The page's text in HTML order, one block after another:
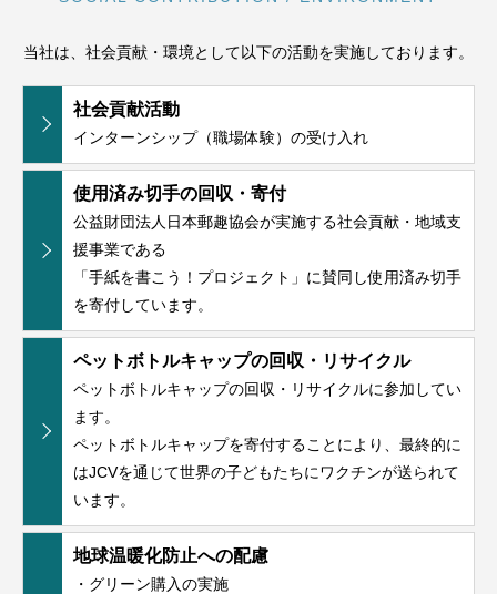
当社は、社会貢献・環境として以下の活動を実施しております。
社会貢献活動
インターンシップ（職場体験）の受け入れ
使用済み切手の回収・寄付
公益財団法人日本郵趣協会が実施する社会貢献・地域支
援事業である
「手紙を書こう！プロジェクト」に賛同し使用済み切手
を寄付しています。
ペットボトルキャップの回収・リサイクル
ペットボトルキャップの回収・リサイクルに参加してい
ます。
ペットボトルキャップを寄付することにより、最終的に
はJCVを通じて世界の子どもたちにワクチンが送られて
います。
地球温暖化防止への配慮
・グリーン購入の実施